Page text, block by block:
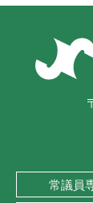
常議員